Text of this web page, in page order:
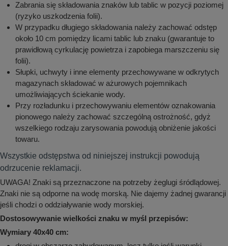
Zabrania się składowania znaków lub tablic w pozycji poziomej
(ryzyko uszkodzenia folii).
W przypadku długiego składowania należy zachować odstęp
około 10 cm pomiędzy licami tablic lub znaku (gwarantuje to
prawidłową cyrkulację powietrza i zapobiega marszczeniu się
folii).
Słupki, uchwyty i inne elementy przechowywane w odkrytych
magazynach składować w ażurowych pojemnikach
umożliwiających ściekanie wody.
Przy rozładunku i przechowywaniu elementów oznakowania
pionowego należy zachować szczególną ostrożność, gdyż
wszelkiego rodzaju zarysowania powodują obniżenie jakości
towaru.
Wszystkie odstępstwa od niniejszej instrukcji powodują
odrzucenie reklamacji.
UWAGA! Znaki są przeznaczone na potrzeby żeglugi śródlądowej.
Znaki nie są odporne na wodę morską. Nie dajemy żadnej gwarancji
jeśli chodzi o oddziaływanie wody morskiej.
Dostosowywanie wielkości znaku w myśl przepisów:
Wymiary 40x40 cm: